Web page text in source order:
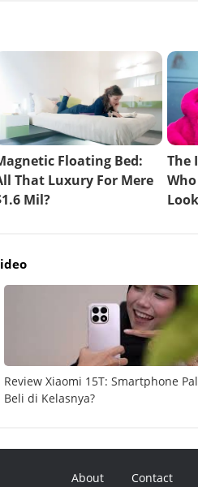
Review Xiaomi 15T: Smartphone
Beli di Kelasnya?
About Contact